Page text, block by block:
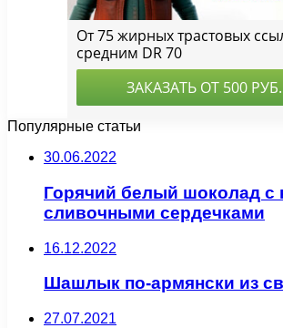
Популярные статьи
30.06.2022
Горячий белый шоколад с
сливочными сердечками
16.12.2022
Шашлык по-армянски из
27.07.2021